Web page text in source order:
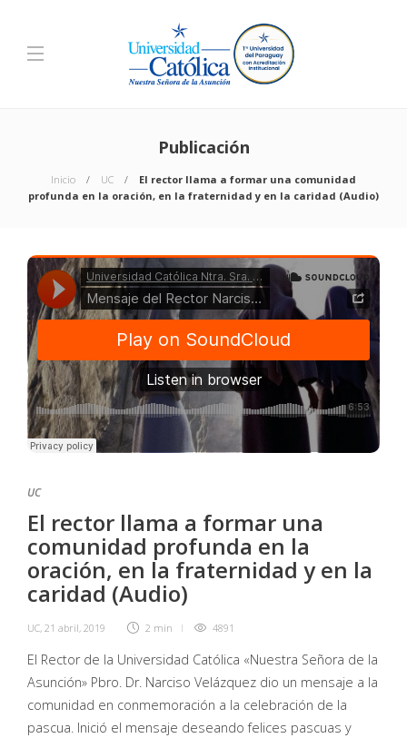
Publicación
Inicio UC
El rector llama a formar una comunidad
profunda en la oración, en la fraternidad y en la caridad (Audio)
UC
El rector llama a formar una
comunidad profunda en la
oración, en la fraternidad y en la
caridad (Audio)
UC, 21 abril, 2019 2 min 4891
El Rector de la Universidad Católica «Nuestra Señora de la
Asunción» Pbro. Dr. Narciso Velázquez dio un mensaje a la
comunidad en conmemoración a la celebración de la
pascua. Inició el mensaje deseando felices pascuas y